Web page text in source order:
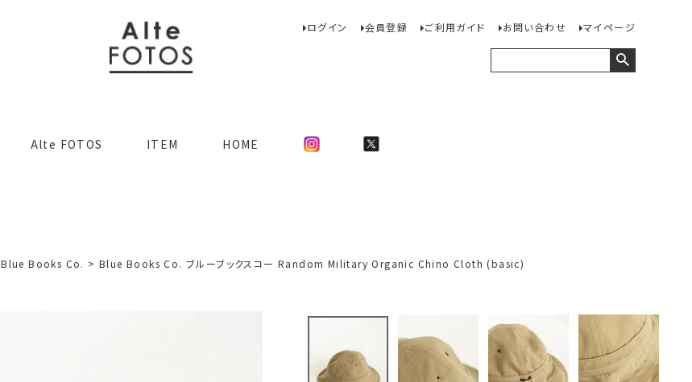
ログイン 会員登録 ご利用ガイド お問い合わせ マイページ
Alte FOTOS ITEM HOME
Blue Books Co. Blue Books Co. ブルーブックスコー Random Military Organic Chino Cloth (basic)